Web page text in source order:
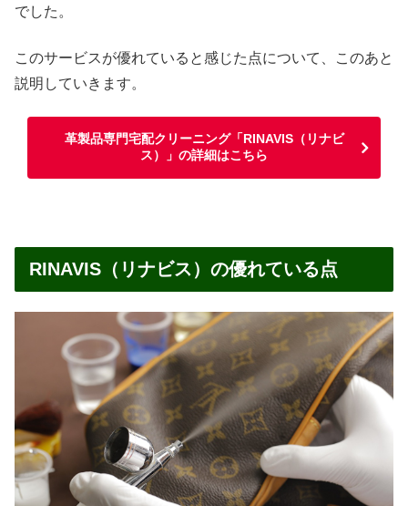
でした。
このサービスが優れていると感じた点について、このあと
説明していきます。
革製品専門宅配クリーニング「RINAVIS（リナビ
ス）」の詳細はこちら
RINAVIS（リナビス）の優れている点